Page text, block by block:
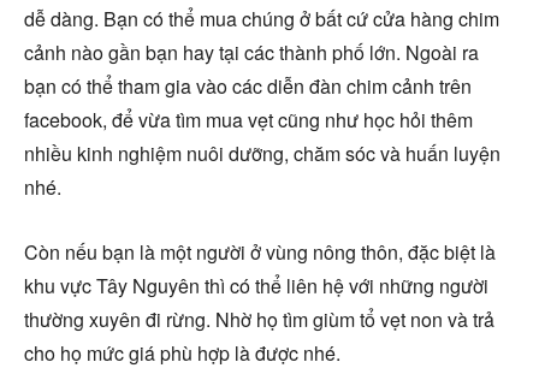
dễ dàng. Bạn có thể mua chúng ở bất cứ cửa hàng chim
cảnh nào gần bạn hay tại các thành phố lớn. Ngoài ra
bạn có thể tham gia vào các diễn đàn chim cảnh trên
facebook, để vừa tìm mua vẹt cũng như học hỏi thêm
nhiều kinh nghiệm nuôi dưỡng, chăm sóc và huấn luyện
nhé.
Còn nếu bạn là một người ở vùng nông thôn, đặc biệt là
khu vực Tây Nguyên thì có thể liên hệ với những người
thường xuyên đi rừng. Nhờ họ tìm giùm tổ vẹt non và trả
cho họ mức giá phù hợp là được nhé.